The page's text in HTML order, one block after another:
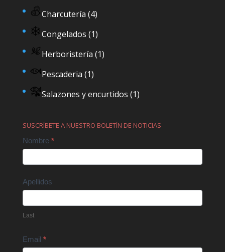
Charcutería (4)
Congelados (1)
Herboristería (1)
Pescaderia (1)
Salazones y encurtidos (1)
SUSCRÍBETE A NUESTRO BOLETÍN DE NOTICIAS
Contact
Nombre *
Apellidos
Last
Email *